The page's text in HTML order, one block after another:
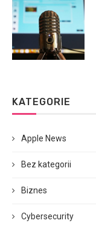
KATEGORIE
Apple News
Bez kategorii
Biznes
Cybersecurity